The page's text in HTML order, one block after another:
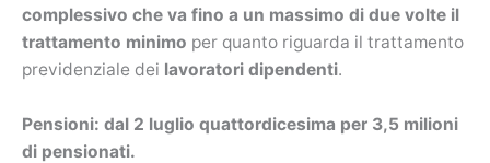
complessivo che va fino a un massimo di due volte il
trattamento minimo per quanto riguarda il trattamento
previdenziale dei lavoratori dipendenti.
Pensioni: dal 2 luglio quattordicesima per 3,5 milioni
di pensionati.